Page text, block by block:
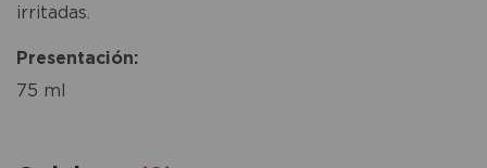
irritadas.
Presentación:
75 ml